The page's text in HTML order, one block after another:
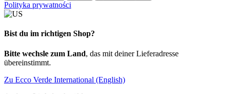
Polityka prywatności
Bist du im richtigen Shop?
Bitte wechsle zum Land, das mit deiner Lieferadresse
übereinstimmt.
Zu Ecco Verde International (English)